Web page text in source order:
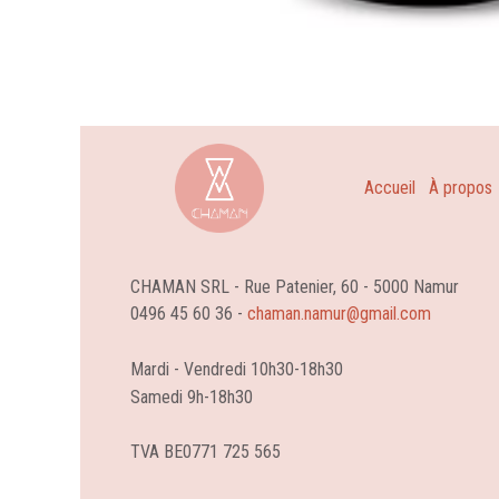
Accueil À propos
CHAMAN SRL - Rue Patenier, 60 - 5000 Namur
0496 45 60 36 - chaman.namur@gmail.com
Mardi - Vendredi 10h30-18h30
Samedi 9h-18h30
TVA BE0771 725 565